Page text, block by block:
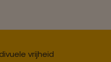
vrijheid